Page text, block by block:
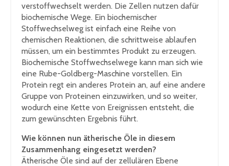
verstoffwechselt werden. Die Zellen nutzen dafür
biochemische Wege. Ein biochemischer
Stoffwechselweg ist einfach eine Reihe von
chemischen Reaktionen, die schrittweise ablaufen
müssen, um ein bestimmtes Produkt zu erzeugen.
Biochemische Stoffwechselwege kann man sich wie
eine Rube-Goldberg-Maschine vorstellen. Ein
Protein regt ein anderes Protein an, auf eine andere
Gruppe von Proteinen einzuwirken, und so weiter,
wodurch eine Kette von Ereignissen entsteht, die
zum gewünschten Ergebnis führt.
Wie können nun ätherische Öle in diesem
Zusammenhang eingesetzt werden?
Ätherische Öle sind auf der zellulären Ebene